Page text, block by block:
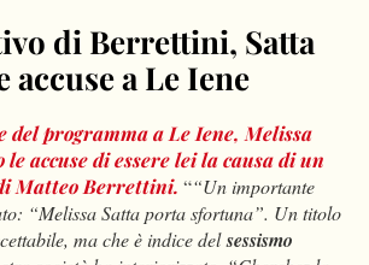
di Berrettini, Satta
accuse a Le Iene
del programma a Le Iene, Melissa
accuse di essere lei la causa di un
Matteo Berrettini. ““Un importante
“Melissa Satta porta sfortuna”. Un titolo
ma che è indice delsessismo